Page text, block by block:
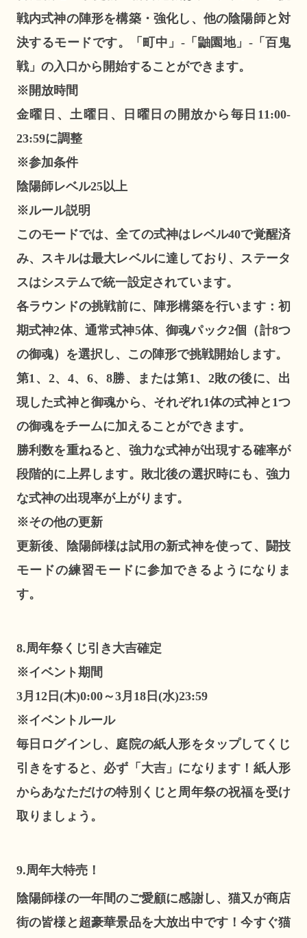
戦内式神の陣形を構築・強化し、他の陰陽師と対
決するモードです。「町中」-「鼬園地」-「百鬼
戦」の入口から開始することができます。
※開放時間
金曜日、土曜日、日曜日の開放から毎日11:00-
23:59に調整
※参加条件
陰陽師レベル25以上
※ルール説明
このモードでは、全ての式神はレベル40で覚醒済
み、スキルは最大レベルに達しており、ステータ
スはシステムで統一設定されています。
各ラウンドの挑戦前に、陣形構築を行います：初
期式神2体、通常式神5体、御魂パック2個（計8つ
の御魂）を選択し、この陣形で挑戦開始します。
第1、2、4、6、8勝、または第1、2敗の後に、出
現した式神と御魂から、それぞれ1体の式神と1つ
の御魂をチームに加えることができます。
勝利数を重ねると、強力な式神が出現する確率が
段階的に上昇します。敗北後の選択時にも、強力
な式神の出現率が上がります。
※その他の更新
更新後、陰陽師様は試用の新式神を使って、闘技
モードの練習モードに参加できるようになりま
す。
8.周年祭くじ引き大吉確定
※イベント期間
3月12日(木)0:00～3月18日(水)23:59
※イベントルール
毎日ログインし、庭院の紙人形をタップしてくじ
引きをすると、必ず「大吉」になります！紙人形
からあなただけの特別くじと周年祭の祝福を受け
取りましょう。
9.周年大特売！
陰陽師様の一年間のご愛顧に感謝し、猫又が商店
街の皆様と超豪華景品を大放出中です！今すぐ猫